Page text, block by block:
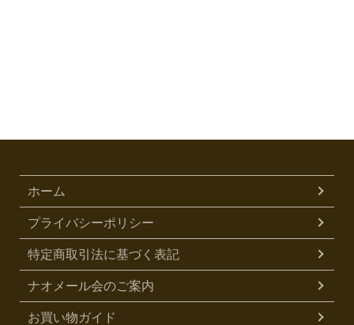
ホーム
プライバシーポリシー
特定商取引法に基づく表記
ナオメール会のご案内
お買い物ガイド